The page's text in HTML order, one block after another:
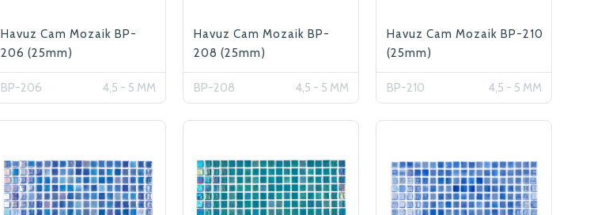
Havuz Cam Mozaik BP-
206 (25mm)
BP-206 4,5 - 5 MM
Havuz Cam Mozaik BP-
208 (25mm)
BP-208 4,5 - 5 MM
Havuz Cam Mozaik BP-210
(25mm)
BP-210 4,5 - 5 MM
ettiğiniz için teşekkür ederiz.